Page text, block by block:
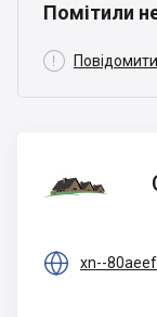
Помітили

Київ
 xn--